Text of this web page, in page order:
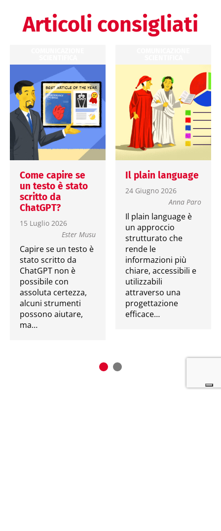
Articoli consigliati
Come capire se
un testo è stato
scritto da
ChatGPT?
15 Luglio 2026
Ester Musu
Capire se un testo è
stato scritto da
ChatGPT non è
possibile con
assoluta certezza,
alcuni strumenti
possono aiutare,
ma…
Il plain language
24 Giugno 2026
Anna Paro
Il plain language è
un approccio
strutturato che
rende le
informazioni più
chiare, accessibili e
utilizzabili
attraverso una
progettazione
efficace…